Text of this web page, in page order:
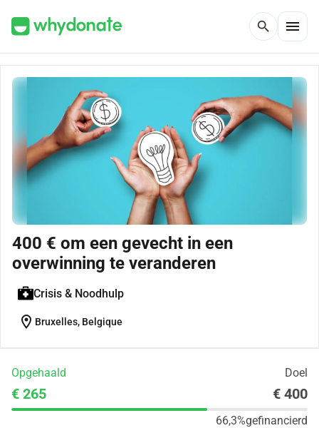
search menu
400 € om een gevecht in een
overwinning te veranderen
Crisis & Noodhulp
location_on Bruxelles, Belgique
Opgehaald Doel
€ 265 € 400
66,3%gefinancierd